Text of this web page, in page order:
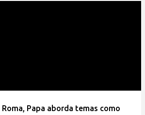
Papa aborda temas como